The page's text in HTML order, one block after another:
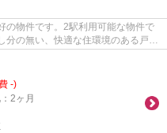
の物件です。2駅利用可能な物件で
の無い、快適な住環境のある戸建
-)
2ヶ月